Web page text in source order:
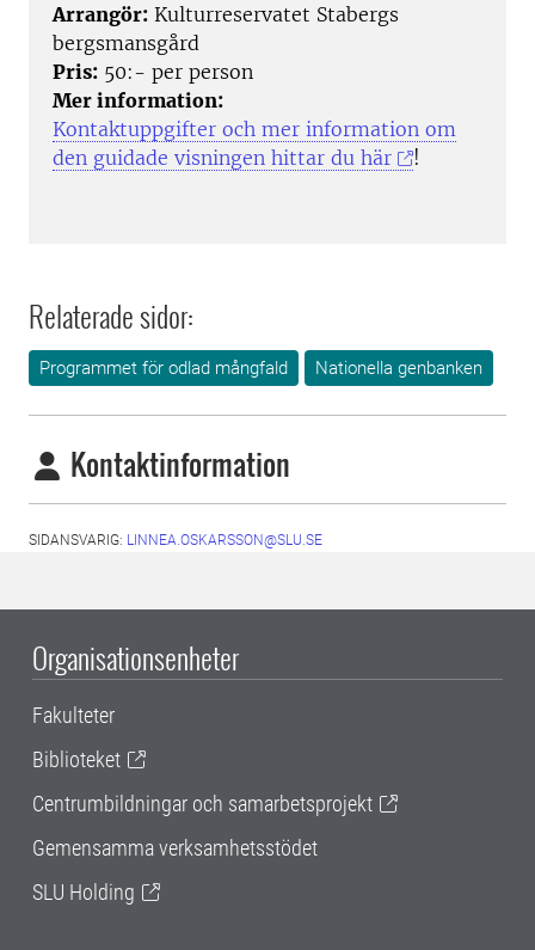
Arrangör: Kulturreservatet Stabergs
bergsmansgård
Pris: 50:- per person
Mer information:
Kontaktuppgifter och mer information om
den guidade visningen hittar du här
!
Relaterade sidor:
Programmet för odlad mångfald Nationella genbanken
Kontaktinformation
SIDANSVARIG: LINNEA.OSKARSSON@SLU.SE
Organisationsenheter
Fakulteter
Biblioteket
Centrumbildningar och samarbetsprojekt
Gemensamma verksamhetsstödet
SLU Holding